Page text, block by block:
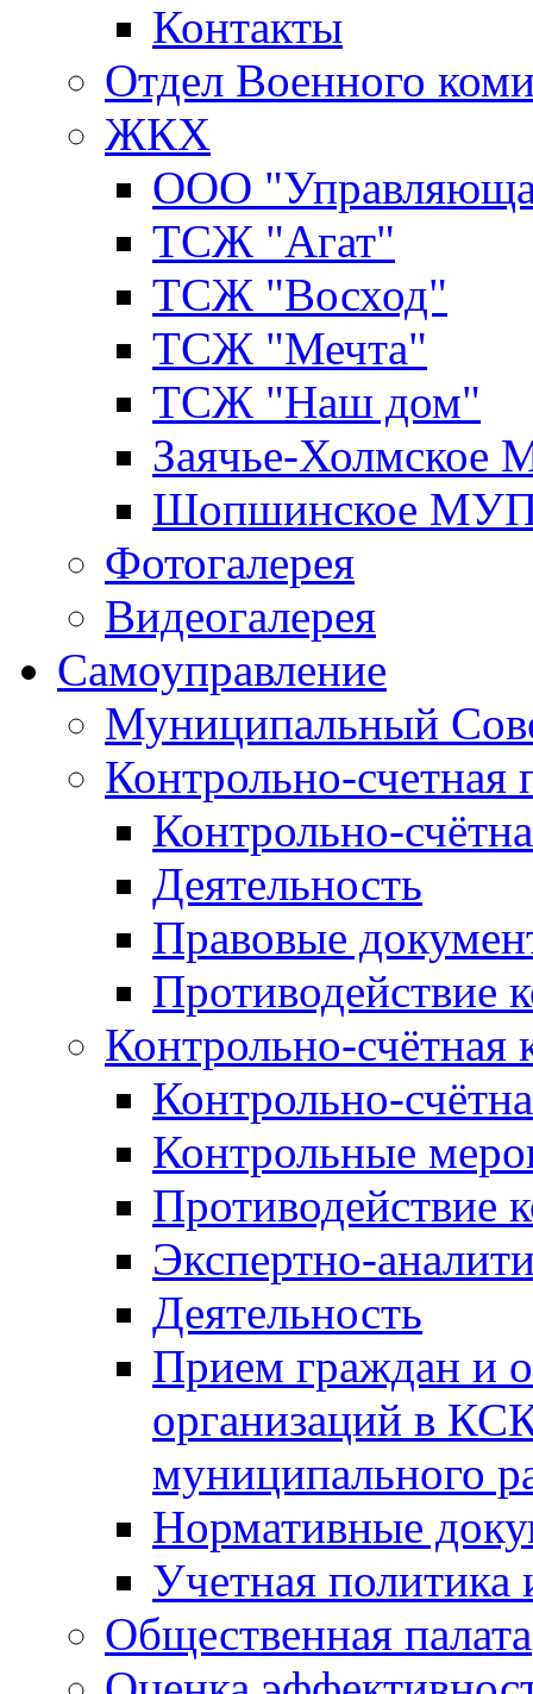
Контакты
Отдел Военного
ЖКХ
ООО
ТСЖ "Агат"
ТСЖ "Восход"
ТСЖ "Мечта"
ТСЖ "Наш дом"
Заячье-
Шопшинское
Фотогалерея
Видеогалерея
Самоуправление
Муниципальный
Контрольно-счетная
Контрольно-
Деятельность
Правовые
Противодействие
Контрольно-счётная
Контрольно-
Контрольные
Противодействие
Экспертно-
Деятельность
Прием граждан и
организаций в
муниципального
Нормативные
Учетная политика
Общественная палата